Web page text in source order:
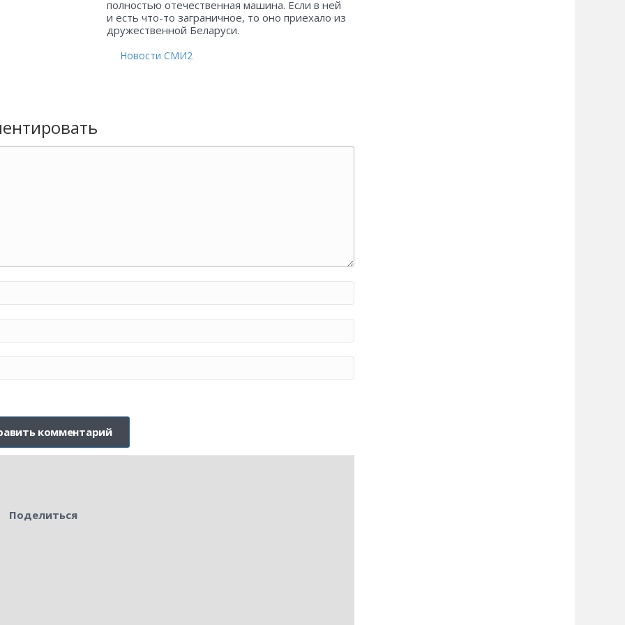
полностью отечественная машина. Если в ней
и есть что-то заграничное, то оно приехало из
дружественной Беларуси.
Новости СМИ2
Поделиться